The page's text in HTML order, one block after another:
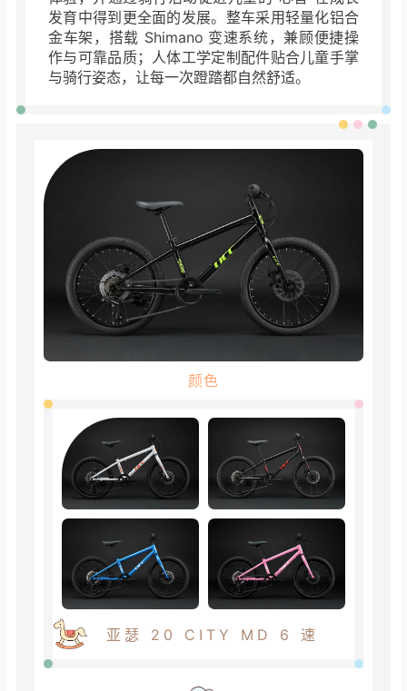
发育中得到更全面的发展。 整车采用轻量化铝合
金车架，搭载 Shimano 变速系统，兼顾便捷操
作与可靠品质；人体工学定制配件贴合儿童手掌
与骑行姿态，让每一次蹬踏都自然舒适。
颜色
亚瑟 20 CITY MD 6 速